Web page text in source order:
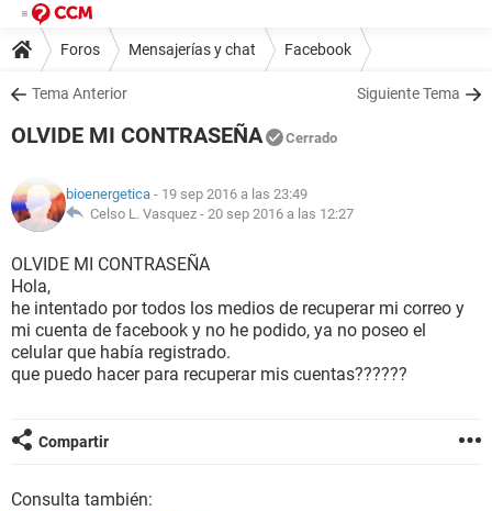
Foros Mensajerías y chat Facebook
Tema Anterior Siguiente Tema
OLVIDE MI CONTRASEÑA Cerrado
bioenergetica - 19 sep 2016 a las 23:49
Celso L. Vasquez - 20 sep 2016 a las 12:27
OLVIDE MI CONTRASEÑA
Hola,
he intentado por todos los medios de recuperar mi correo y
mi cuenta de facebook y no he podido, ya no poseo el
celular que había registrado.
que puedo hacer para recuperar mis cuentas??????
Compartir
Consulta también: